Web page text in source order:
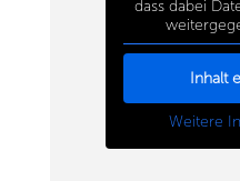
dass dabei
Inhalt
Weitere